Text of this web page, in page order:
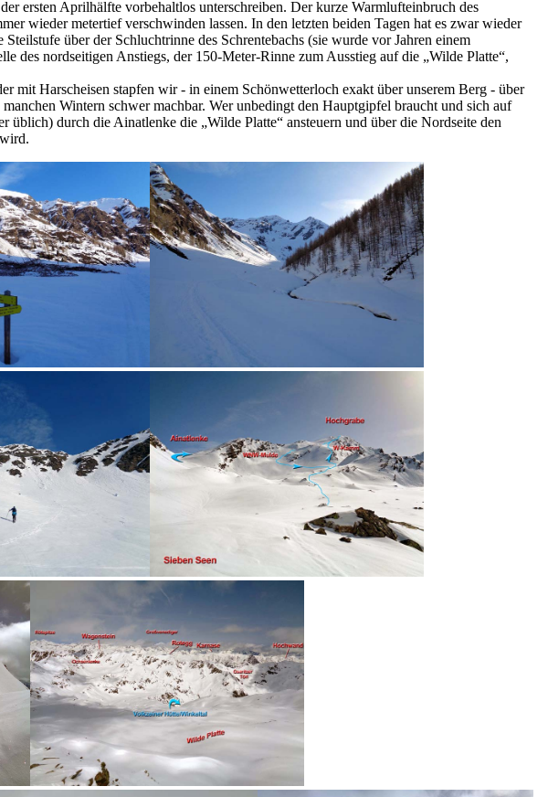
ersten Aprilhälfte vorbehaltlos unterschreiben. Der kurze Warmlufteinbruch des
wieder metertief verschwinden lassen. In den letzten beiden Tagen hat es zwar wieder
über der Schluchtrinne des Schrentebachs (sie wurde vor Jahren einem
des nordseitigen Anstiegs, der 150-Meter-Rinne zum Ausstieg auf die „Wilde Platte“,
mit Harscheisen stapfen wir - in einem Schönwetterloch exakt über unserem Berg - über
Wintern schwer machbar. Wer unbedingt den Hauptgipfel braucht und sich auf
durch die Ainatlenke die „Wilde Platte“ ansteuern und über die Nordseite den